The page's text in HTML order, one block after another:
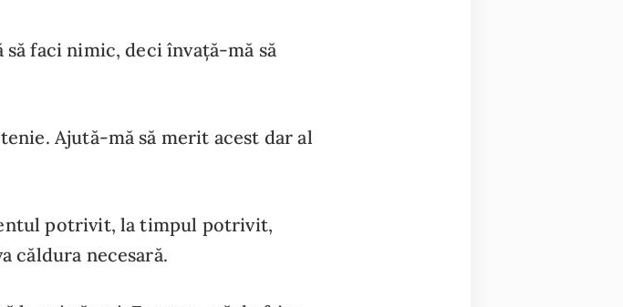
faci nimic, deci învață-mă să
Ajută-mă să merit acest dar al
potrivit, la timpul potrivit,
căldura necesară.